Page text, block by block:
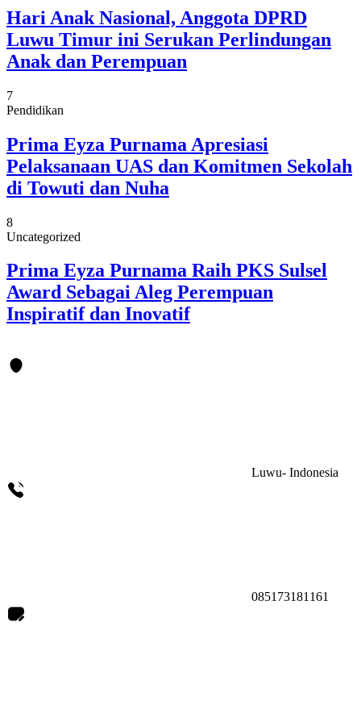
Hari Anak Nasional, Anggota DPRD
Luwu Timur ini Serukan Perlindungan
Anak dan Perempuan
7
Pendidikan
Prima Eyza Purnama Apresiasi
Pelaksanaan UAS dan Komitmen Sekolah
di Towuti dan Nuha
8
Uncategorized
Prima Eyza Purnama Raih PKS Sulsel
Award Sebagai Aleg Perempuan
Inspiratif dan Inovatif
Luwu- Indonesia
085173181161